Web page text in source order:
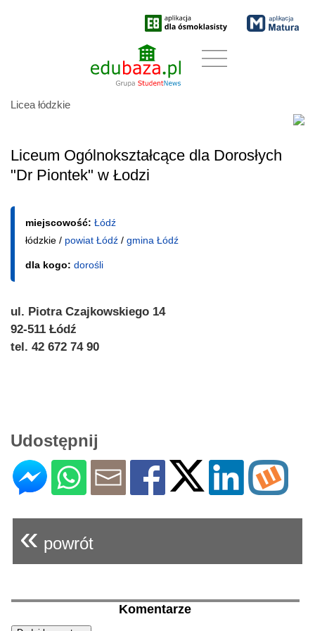
Licea łódzkie
Liceum Ogólnokształcące dla Dorosłych
"Dr Piontek" w Łodzi
miejscowość: Łódź
łódzkie / powiat Łódź / gmina Łódź
dla kogo: dorośli
ul. Piotra Czajkowskiego 14
92-511 Łódź
tel. 42 672 74 90
Udostępnij
« powrót
Komentarze